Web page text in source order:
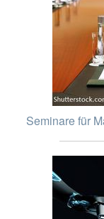
Seminare für